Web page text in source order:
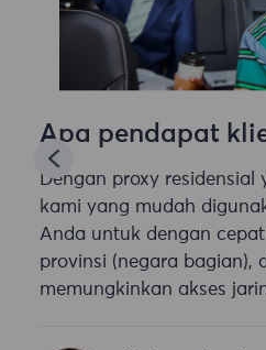
Apa pendapat
Dengan proxy residensial
kami yang mudah
Anda untuk dengan
provinsi (negara bagian),
memungkinkan akses